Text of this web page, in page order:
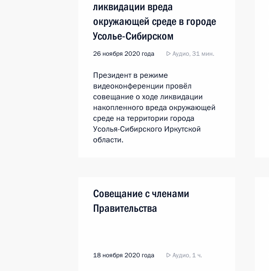
ликвидации вреда
окружающей среде в городе
Усолье-Сибирском
26 ноября 2020 года Аудио, 31 мин.
Президент в режиме
видеоконференции провёл
совещание о ходе ликвидации
накопленного вреда окружающей
среде на территории города
Усолья-Сибирского Иркутской
области.
Совещание с членами
Правительства
18 ноября 2020 года Аудио, 1 ч.